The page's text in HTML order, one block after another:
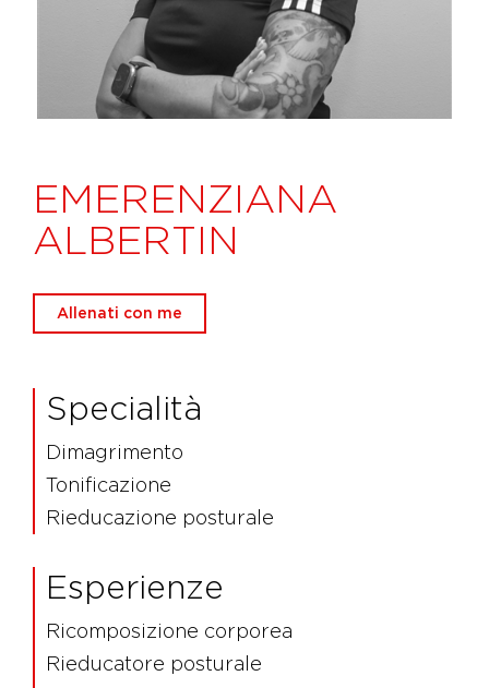
EMERENZIANA
ALBERTIN
Allenati con me
Specialità
Dimagrimento
Tonificazione
Rieducazione posturale
Esperienze
Ricomposizione corporea
Rieducatore posturale